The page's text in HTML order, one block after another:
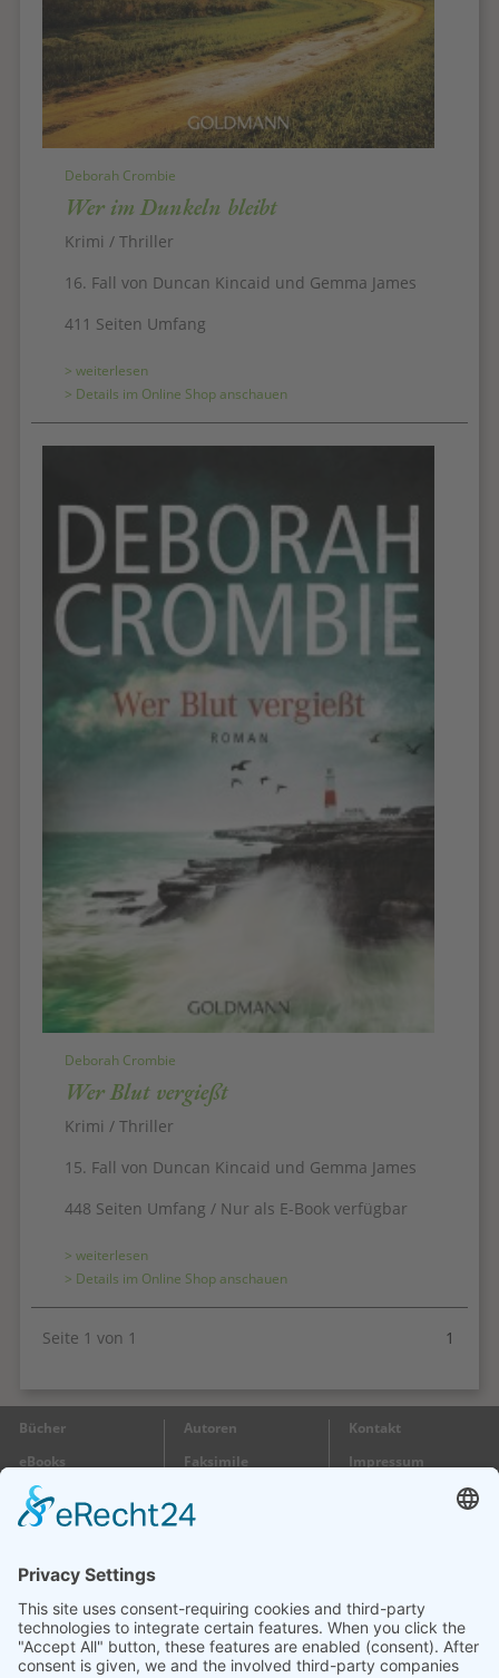
Deborah Crombie
Wer im Dunkeln bleibt
Krimi / Thriller
16. Fall von Duncan Kincaid und Gemma James
411 Seiten Umfang
> weiterlesen
> Details im Online Shop anschauen
Deborah Crombie
Wer Blut vergießt
Krimi / Thriller
15. Fall von Duncan Kincaid und Gemma James
448 Seiten Umfang / Nur als E-Book verfügbar
> weiterlesen
> Details im Online Shop anschauen
Seite 1 von 1 1
Bücher
eBooks
Gutscheine
Autoren
Faksimile
Kontakt
Impressum
Besuchen Sie uns: